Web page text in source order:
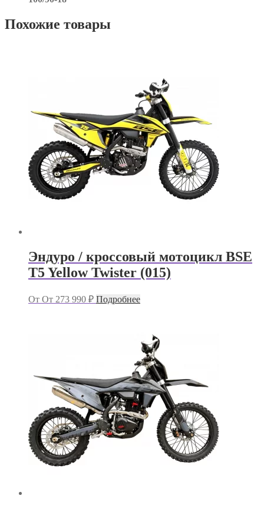
Похожие товары
Эндуро / кроссовый мотоцикл BSE
T5 Yellow Twister (015)
От От 273 990 ₽ Подробнее